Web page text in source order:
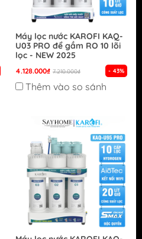
Máy lọc nước KAROFI KAQ-
U03 PRO để gầm RO 10 lõi
lọc - NEW 2025
4.128.000₫ 7.210.000₫ - 43%
Thêm vào so sánh